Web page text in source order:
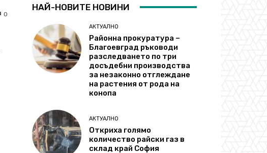
0
НАЙ-НОВИТЕ НОВИНИ
АКТУАЛНО
Районна прокуратура –
Благоевград ръководи
разследването по три
досъдебни производства
за незаконно отглеждане
на растения от рода на
конопа
АКТУАЛНО
Откриха голямо
количество райски газ в
склад край София